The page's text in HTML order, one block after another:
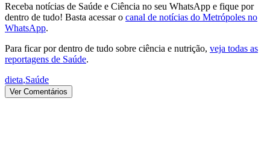
Receba notícias de Saúde e Ciência no seu WhatsApp e fique por
dentro de tudo! Basta acessar o canal de notícias do Metrópoles no
WhatsApp.
Para ficar por dentro de tudo sobre ciência e nutrição, veja todas as
reportagens de Saúde.
dieta,Saúde
Ver Comentários